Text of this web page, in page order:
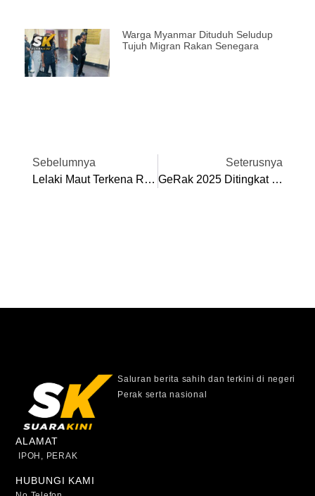
Warga Myanmar Dituduh Seludup
Tujuh Migran Rakan Senegara
Sebelumnya
Lelaki Maut Terkena Renjatan Elektrik, Dipercayai Cuba Curi Kabel
Seterusnya
GeRak 2025 Ditingkat RM1.5 Juta, Manfaat Lebih 750 Usahawan Mikro Perak
Saluran berita sahih dan terkini di negeri
Perak serta nasional
ALAMAT
IPOH, PERAK
HUBUNGI KAMI